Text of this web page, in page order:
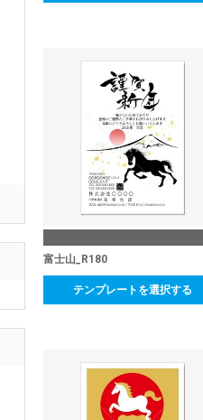
富士山_R180
テンプレートを選択する